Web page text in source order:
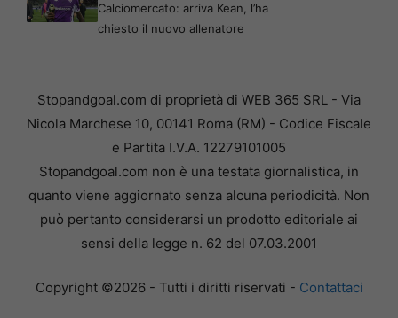
Calciomercato: arriva Kean, l’ha
chiesto il nuovo allenatore
Stopandgoal.com di proprietà di WEB 365 SRL - Via
Nicola Marchese 10, 00141 Roma (RM) - Codice Fiscale
e Partita I.V.A. 12279101005
Stopandgoal.com non è una testata giornalistica, in
quanto viene aggiornato senza alcuna periodicità. Non
può pertanto considerarsi un prodotto editoriale ai
sensi della legge n. 62 del 07.03.2001
Copyright ©2026 - Tutti i diritti riservati - Contattaci